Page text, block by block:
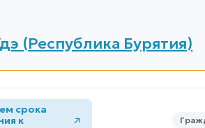
(Республика Бурятия)
срока
к